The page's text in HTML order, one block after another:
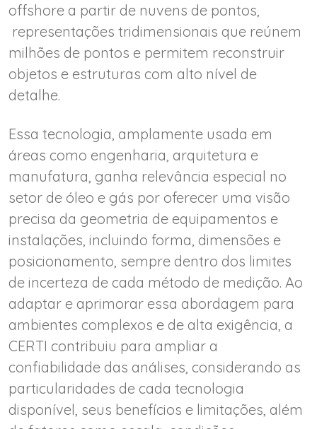
offshore a partir de nuvens de pontos,
representações tridimensionais que reúnem
milhões de pontos e permitem reconstruir
objetos e estruturas com alto nível de
detalhe.
Essa tecnologia, amplamente usada em
áreas como engenharia, arquitetura e
manufatura, ganha relevância especial no
setor de óleo e gás por oferecer uma visão
precisa da geometria de equipamentos e
instalações, incluindo forma, dimensões e
posicionamento, sempre dentro dos limites
de incerteza de cada método de medição. Ao
adaptar e aprimorar essa abordagem para
ambientes complexos e de alta exigência, a
CERTI contribuiu para ampliar a
confiabilidade das análises, considerando as
particularidades de cada tecnologia
disponível, seus benefícios e limitações, além